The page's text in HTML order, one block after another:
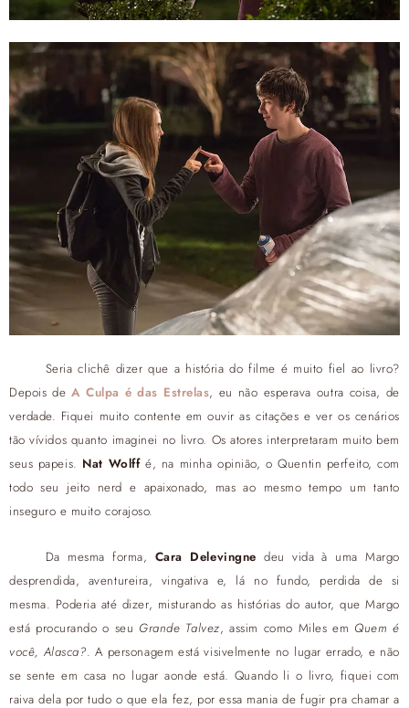
Seria clichê dizer que a história do filme é muito fiel ao livro?
Depois deA Culpa é das Estrelas, eu não esperava outra coisa, de
verdade. Fiquei muito contente em ouvir as citações e ver os cenários
tão vívidos quanto imaginei no livro. Os atores interpretaram muito bem
seus papeis. Nat Wolffé, na minha opinião, o Quentin perfeito, com
todo seu jeito nerd e apaixonado, mas ao mesmo tempo um tanto
inseguro e muito corajoso.
Da mesma forma, Cara Delevingne deu vida à uma Margo
desprendida, aventureira, vingativa e, lá no fundo, perdida de si
mesma. Poderia até dizer, misturando as histórias do autor, que Margo
está procurando o seu Grande Talvez, assim como Miles em Quem é
você, Alasca?. A personagem está visivelmente no lugar errado, e não
se sente em casa no lugar aonde está. Quando li o livro, fiquei com
raiva dela por tudo o que ela fez, por essa mania de fugir pra chamar a